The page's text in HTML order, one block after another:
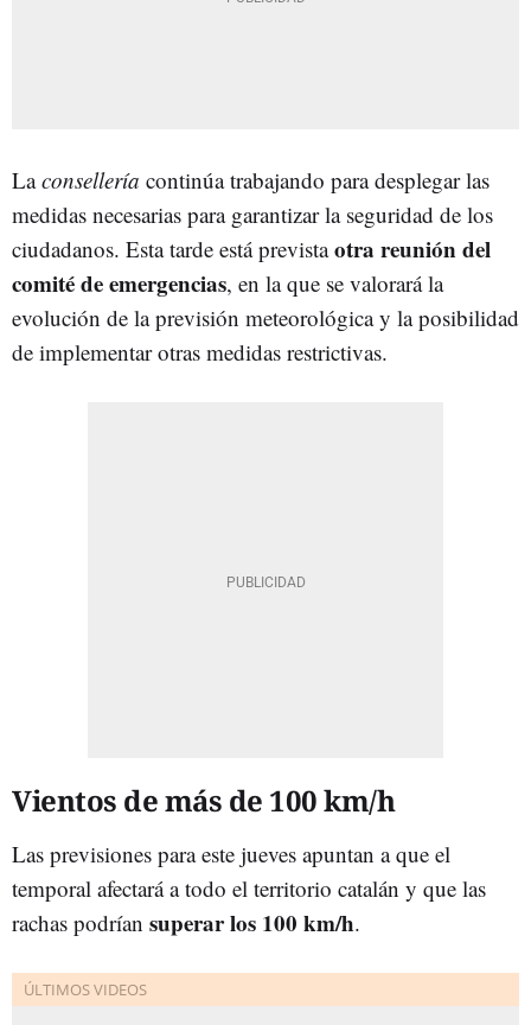
Laconsellería continúa trabajando para desplegar las
medidas necesarias para garantizar la seguridad de los
ciudadanos. Esta tarde está previstaotra reunión del
comité de emergencias, en la que se valorará la
evolución de la previsión meteorológica y la posibilidad
de implementar otras medidas restrictivas.
Vientos de más de 100 km/h
Las previsiones para este jueves apuntan a que el
temporal afectará a todo el territorio catalán y que las
rachas podrían superar los 100 km/h.